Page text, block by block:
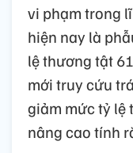
vi phạm trong
hiện nay là
lệ thương tật
mới truy cứu
giảm mức tỷ lệ
nâng cao tính